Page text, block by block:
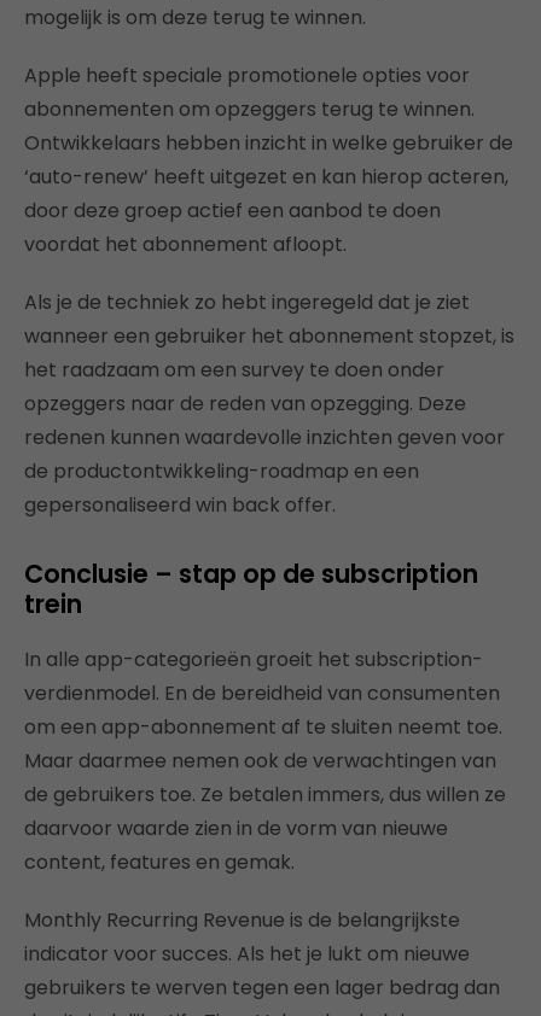
mogelijk is om deze terug te winnen.
Apple heeft speciale promotionele opties voor
abonnementen om opzeggers terug te winnen.
Ontwikkelaars hebben inzicht in welke gebruiker de
‘auto-renew’ heeft uitgezet en kan hierop acteren,
door deze groep actief een aanbod te doen
voordat het abonnement afloopt.
Als je de techniek zo hebt ingeregeld dat je ziet
wanneer een gebruiker het abonnement stopzet, is
het raadzaam om een survey te doen onder
opzeggers naar de reden van opzegging. Deze
redenen kunnen waardevolle inzichten geven voor
de productontwikkeling-roadmap en een
gepersonaliseerd win back offer.
Conclusie – stap op de subscription
trein
In alle app-categorieën groeit het subscription-
verdienmodel. En de bereidheid van consumenten
om een app-abonnement af te sluiten neemt toe.
Maar daarmee nemen ook de verwachtingen van
de gebruikers toe. Ze betalen immers, dus willen ze
daarvoor waarde zien in de vorm van nieuwe
content, features en gemak.
Monthly Recurring Revenue is de belangrijkste
indicator voor succes. Als het je lukt om nieuwe
gebruikers te werven tegen een lager bedrag dan